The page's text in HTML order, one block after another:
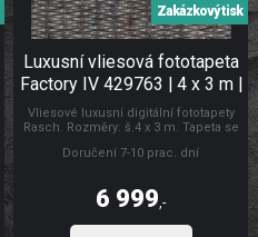
Luxusní vliesová fototapeta
Factory IV 429763 | 4 x 3 m |
Lepidlo zdarma
Vliesové luxusní digitální fototapety
Rasch. Rozměry: š.4 x 3 m. Tapeta se
pouze zeď. Vliesové tapety na zeď se
zakrytí jemných prasklin. Fototapety
vliesové Luxusní vliesové fototapety
Zakázkový tisk
Doručení 7-10 prac. dní
6 999 ,-